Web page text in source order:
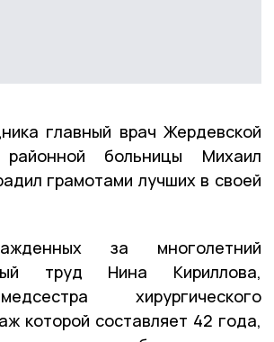
главный врач Жердевской
районной больницы Михаил
грамотами лучших в своей
за многолетний
труд Нина Кириллова,
хирургического
которой составляет 42 года,